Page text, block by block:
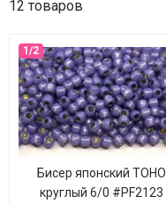
12 товаров
Бисер японский TOHO
круглый 6/0 #PF2123